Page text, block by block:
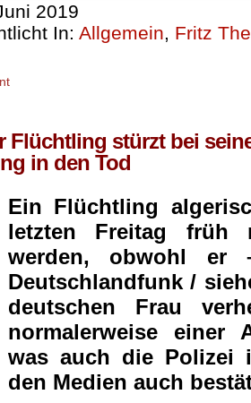
2019
In: Allgemein, Fritz
Flüchtling stürzt bei
in den Tod
Ein Flüchtling
letzten Freitag früh
werden, obwohl
Deutschlandfunk /
deutschen Frau
normalerweise einer
was auch die Polizei
den Medien auch